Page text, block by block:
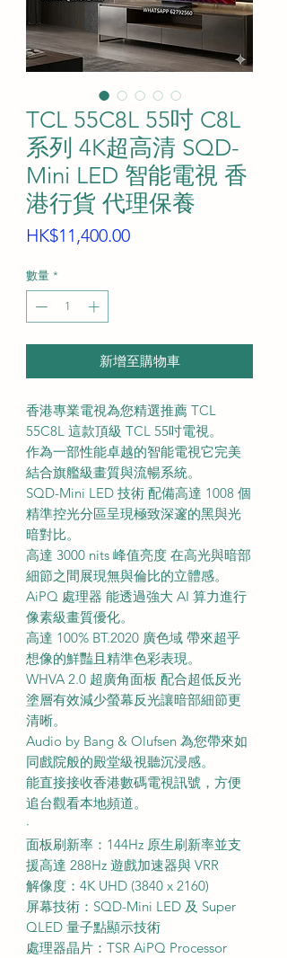
TCL 55C8L 55吋 C8L
系列 4K超高清 SQD-
Mini LED 智能電視 香
港行貨 代理保養
HK$11,400.00價
數量 *
新增至購物車
香港專業電視為您精選推薦 TCL
55C8L 這款頂級 TCL 55吋電視。
作為一部性能卓越的智能電視它完美
結合旗艦級畫質與流暢系統。
SQD-Mini LED 技術 配備高達 1008 個
精準控光分區呈現極致深邃的黑與光
暗對比。
高達 3000 nits 峰值亮度 在高光與暗部
細節之間展現無與倫比的立體感。
AiPQ 處理器 能透過強大 AI 算力進行
像素級畫質優化。
高達 100% BT.2020 廣色域 帶來超乎
想像的鮮豔且精準色彩表現。
WHVA 2.0 超廣角面板 配合超低反光
塗層有效減少螢幕反光讓暗部細節更
清晰。
Audio by Bang & Olufsen 為您帶來如
同戲院般的殿堂級視聽沉浸感。
能直接接收香港數碼電視訊號，方便
追台觀看本地頻道。
·
面板刷新率：144Hz 原生刷新率並支
援高達 288Hz 遊戲加速器與 VRR
解像度：4K UHD (3840 x 2160)
屏幕技術：SQD-Mini LED 及 Super
QLED 量子點顯示技術
處理器晶片：TSR AiPQ Processor